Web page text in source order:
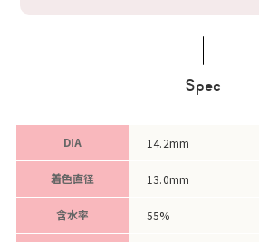
Spec
DIA 14.2mm
着色直径 13.0mm
含水率 55%